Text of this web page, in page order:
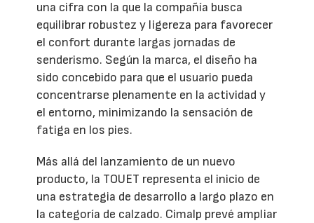
una cifra con la que la compañía busca
equilibrar robustez y ligereza para favorecer
el confort durante largas jornadas de
senderismo. Según la marca, el diseño ha
sido concebido para que el usuario pueda
concentrarse plenamente en la actividad y
el entorno, minimizando la sensación de
fatiga en los pies.
Más allá del lanzamiento de un nuevo
producto, la TOUET representa el inicio de
una estrategia de desarrollo a largo plazo en
la categoría de calzado. Cimalp prevé ampliar